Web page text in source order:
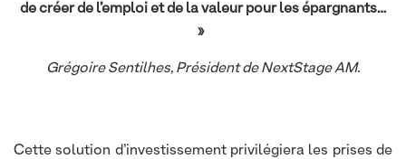
de créer de l’emploi et de la valeur pour les épargnants…
»
Grégoire Sentilhes, Président de NextStage AM.
Cette solution d’investissement privilégiera les prises de